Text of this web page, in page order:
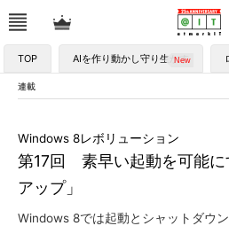
TOP AIを作り動かし守り生かす
連載
第17回 素早い起動を可能に
アップ」
Windows 8レボリューション
Windows 8では起動とシャットダウ